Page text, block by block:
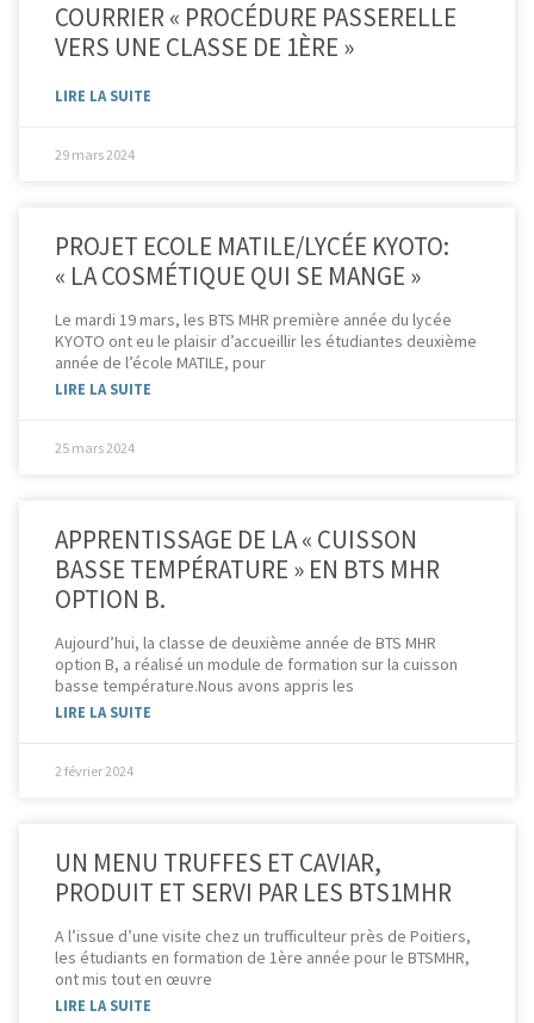
COURRIER « PROCÉDURE PASSERELLE
VERS UNE CLASSE DE 1ÈRE »
LIRE LA SUITE
29 mars 2024
PROJET ECOLE MATILE/LYCÉE KYOTO:
« LA COSMÉTIQUE QUI SE MANGE »
Le mardi 19 mars, les BTS MHR première année du lycée
KYOTO ont eu le plaisir d’accueillir les étudiantes deuxième
année de l’école MATILE, pour
LIRE LA SUITE
25 mars 2024
APPRENTISSAGE DE LA « CUISSON
BASSE TEMPÉRATURE » EN BTS MHR
OPTION B.
Aujourd’hui, la classe de deuxième année de BTS MHR
option B, a réalisé un module de formation sur la cuisson
basse température.Nous avons appris les
LIRE LA SUITE
2 février 2024
UN MENU TRUFFES ET CAVIAR,
PRODUIT ET SERVI PAR LES BTS1MHR
A l’issue d’une visite chez un trufficulteur près de Poitiers,
les étudiants en formation de 1ère année pour le BTSMHR,
ont mis tout en œuvre
LIRE LA SUITE